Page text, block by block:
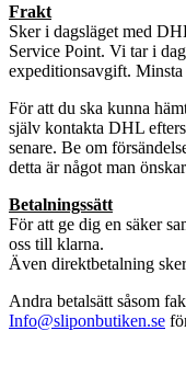
Frakt
Sker i dagsläget med
Service Point. Vi tar i
expeditionsavgift.
För att du ska kunna
själv kontakta DHL
senare. Be om
detta är något man
Betalningssätt
För att ge dig en säker
oss till klarna.
Även direktbetalning
Andra betalsätt såsom
Info@sliponbutiken.se